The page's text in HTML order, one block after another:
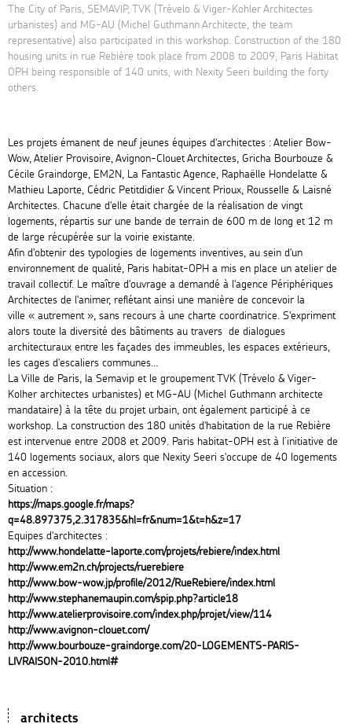
The City of Paris, SEMAVIP, TVK (Trévelo & Viger-Kohler Architectes
urbanistes) and MG-AU (Michel Guthmann Architecte, the team
representative) also participated in this workshop. Construction of the 180
housing units in rue Rebière took place from 2008 to 2009, Paris Habitat
OPH being responsible of 140 units, with Nexity Seeri building the forty
others.
Les projets émanent de neuf jeunes équipes d'architectes : Atelier Bow-
Wow, Atelier Provisoire, Avignon-Clouet Architectes, Gricha Bourbouze &
Cécile Graindorge, EM2N, La Fantastic Agence, Raphaëlle Hondelatte &
Mathieu Laporte, Cédric Petitdidier & Vincent Prioux, Rousselle & Laisné
Architectes. Chacune d'elle était chargée de la réalisation de vingt
logements, répartis sur une bande de terrain de 600 m de long et 12 m
de large récupérée sur la voirie existante.
Afin d'obtenir des typologies de logements inventives, au sein d'un
environnement de qualité, Paris habitat-OPH a mis en place un atelier de
travail collectif. Le maître d'ouvrage a demandé à l'agence Périphériques
Architectes de l'animer, reflétant ainsi une manière de concevoir la
ville « autrement », sans recours à une charte coordinatrice. S'expriment
alors toute la diversité des bâtiments au travers de dialogues
architecturaux entre les façades des immeubles, les espaces extérieurs,
les cages d'escaliers communes…
La Ville de Paris, la Semavip et le groupement TVK (Trévelo & Viger-
Kolher architectes urbanistes) et MG-AU (Michel Guthmann architecte
mandataire) à la tête du projet urbain, ont également participé à ce
workshop. La construction des 180 unités d'habitation de la rue Rebière
est intervenue entre 2008 et 2009. Paris habitat-OPH est à l’initiative de
140 logements sociaux, alors que Nexity Seeri s'occupe de 40 logements
en accession.
Situation :
https://maps.google.fr/maps?
q=48.897375,2.317835&hl=fr&num=1&t=h&z=17
Equipes d'architectes :
http://www.hondelatte-laporte.com/projets/rebiere/index.html
http://www.em2n.ch/projects/ruerebiere
http://www.bow-wow.jp/profile/2012/RueRebiere/index.html
http://www.stephanemaupin.com/spip.php?article18
http://www.atelierprovisoire.com/index.php/projet/view/114
http://www.avignon-clouet.com/
http://www.bourbouze-graindorge.com/20-LOGEMENTS-PARIS-
LIVRAISON-2010.html#
architects